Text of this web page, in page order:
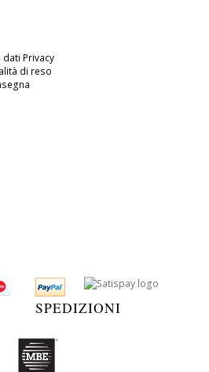
Privacy
di reso
SPEDIZIONI